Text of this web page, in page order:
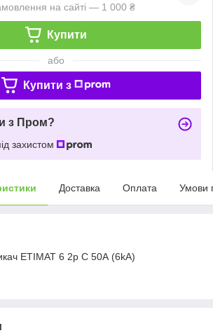
на сайті — 1 000 ₴
Купити
або
Купити з
з Пром?
захистом
Доставка Оплата Умови
ETIMAT 6 2p C 50А (6kA)